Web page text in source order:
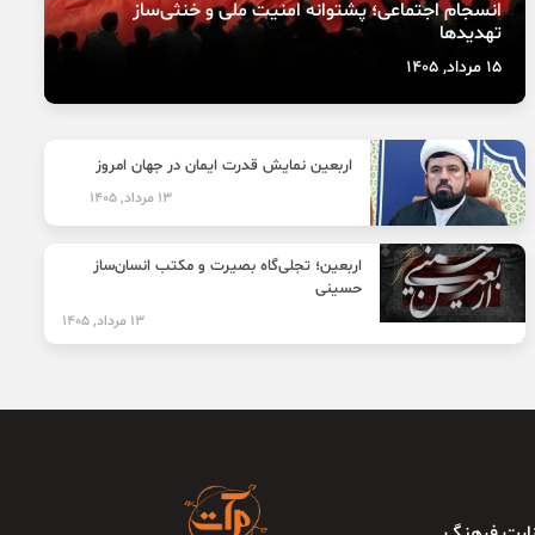
انسجام اجتماعی؛ پشتوانه امنیت ملی و خنثی‌ساز
تهدیدها
15 مرداد, 1405
اربعین نمایش قدرت ایمان در جهان امروز
13 مرداد, 1405
اربعین؛ تجلی‌گاه بصیرت و مکتب انسان‌ساز
حسینی
13 مرداد, 1405